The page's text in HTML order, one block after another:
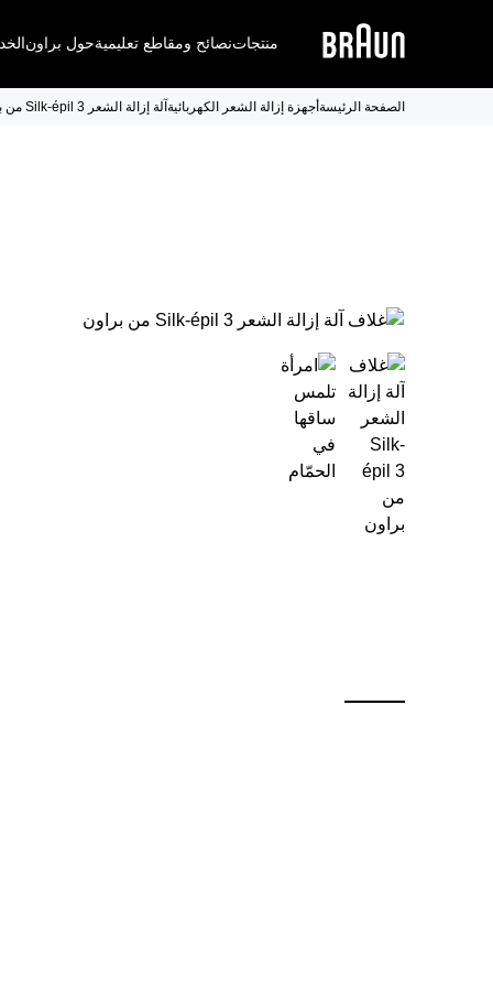
منتجاتنصائح ومقاطع تعليميةحول براون
الصفحة الرئيسة أجهزة إزالة الشعر الكهربائية آلة إزالة الشعر Silk-épil 3 من براون